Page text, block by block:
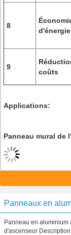
8
d'énergie
9
coûts
Applications:
Panneau mural de
Panneaux en
Panneau en aluminium
d'ascenseur